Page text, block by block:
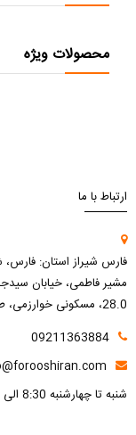
محصولات ویژه
ارتباط با ما
فارس شیراز استان:
28.0، مسکونی خوارزمی، طبقه: 3، واحد: 302،
09211363884
شنبه تا چهارشنبه 8:30 الی 20:30 پنجشنبه 8:30 الی 12:30